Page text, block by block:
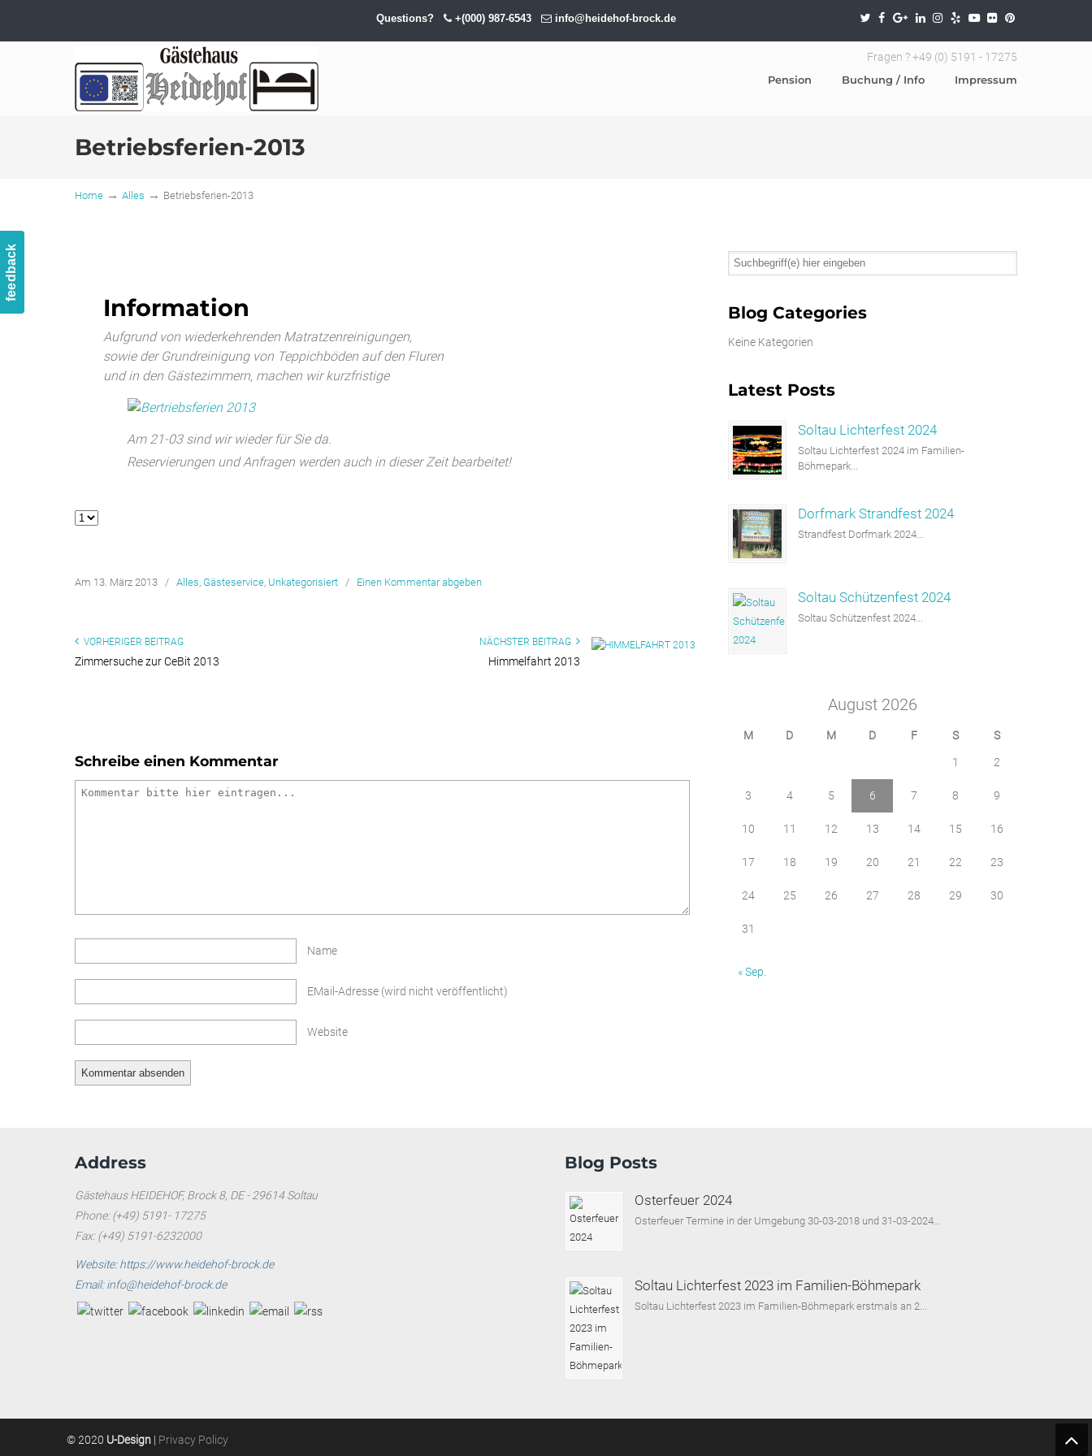
feedback
Questions? +(000) 987-6543 info@heidehof-brock.de
Hotel-Pension-Garni
Fragen ? +49 (0) 5191 - 17275
Pension
Buchung / Info Impressum
Betriebsferien-2013
Home → Alles → Betriebsferien-2013
Information
Aufgrund von wiederkehrenden Matratzenreinigungen,
sowie der Grundreinigung von Teppichböden auf den Fluren
und in den Gästezimmern, machen wir kurzfristige
Am 21-03 sind wir wieder für Sie da.
Reservierungen und Anfragen werden auch in dieser Zeit bearbeitet!
Am 13. März 2013 / Alles, Gästeservice, Unkategorisiert / Einen Kommentar abgeben
VORHERIGER BEITRAG
Zimmersuche zur CeBit 2013
NÄCHSTER BEITRAG
Himmelfahrt 2013
Schreibe einen Kommentar
Name
EMail-Adresse (wird nicht veröffentlicht)
Website
Blog Categories
Keine Kategorien
Latest Posts
Soltau Lichterfest 2024
Soltau Lichterfest 2024 im Familien-
Böhmepark...
Dorfmark Strandfest 2024
Strandfest Dorfmark 2024...
Soltau Schützenfest 2024
Soltau Schützenfest 2024...
August 2026
M D M D F S S
1 2
3 4 5 6 7 8 9
10 11 12 13 14 15 16
17 18 19 20 21 22 23
24 25 26 27 28 29 30
31
« Sep.
Address
Gästehaus HEIDEHOF, Brock 8, DE - 29614 Soltau
Phone: (+49) 5191- 17275
Fax: (+49) 5191-6232000
Website: https://www.heidehof-brock.de
Email: info@heidehof-brock.de
Blog Posts
Osterfeuer 2024
Osterfeuer Termine in der Umgebung 30-03-2018 und 31-03-2024...
Soltau Lichterfest 2023 im Familien-Böhmepark
Soltau Lichterfest 2023 im Familien-Böhmepark erstmals an 2...
© 2020 U-Design | Privacy Policy